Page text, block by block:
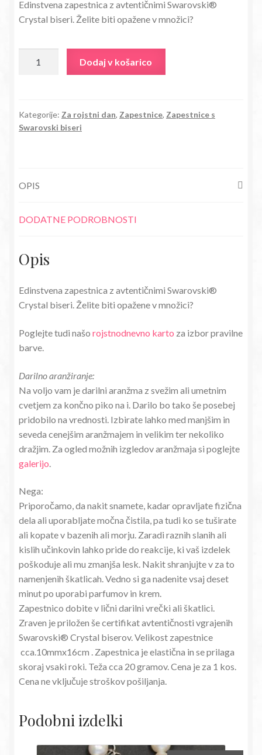
je
27,80€.
je:
14,18€.
Edinstvena zapestnica z avtentičnimi Swarovski®
Crystal biseri. Želite biti opažene v množici?
biseri
December
Dodaj v košarico
Kategorije: Za rojstni dan, Zapestnice, Zapestnice s
Swarovski biseri
OPIS
DODATNE PODROBNOSTI
Opis
Edinstvena zapestnica z avtentičnimi Swarovski®
Crystal biseri. Želite biti opažene v množici?
Poglejte tudi našo rojstnodnevno karto za izbor pravilne
barve.
Darilno aranžiranje:
Na voljo vam je darilni aranžma z svežim ali umetnim
cvetjem za končno piko na i. Darilo bo tako še posebej
pridobilo na vrednosti. Izbirate lahko med manjšim in
seveda cenejšim aranžmajem in velikim ter nekoliko
dražjim. Za ogled možnih izgledov aranžmaja si poglejte
galerijo
Nega:
Priporočamo, da nakit snamete, kadar opravljate fizična
dela ali uporabljate močna čistila, pa tudi ko se tuširate
ali kopate v bazenih ali morju. Zaradi raznih slanih ali
kislih učinkovin lahko pride do reakcije, ki vaš izdelek
poškoduje ali mu zmanjša lesk. Nakit shranjujte v za to
namenjenih škatlicah. Vedno si ga nadenite vsaj deset
minut po uporabi parfumov in krem.
Zapestnico dobite v lični darilni vrečki ali škatlici.
Zraven je priložen še certifikat avtentičnosti vgrajenih
Swarovski® Crystal biserov. Velikost zapestnice
cca.10mmx16cm . Zapestnica je elastična in se prilaga
skoraj vsaki roki. Teža cca 20 gramov. Cena je za 1 kos.
Cena ne vključuje stroškov pošiljanja.
Podobni izdelki